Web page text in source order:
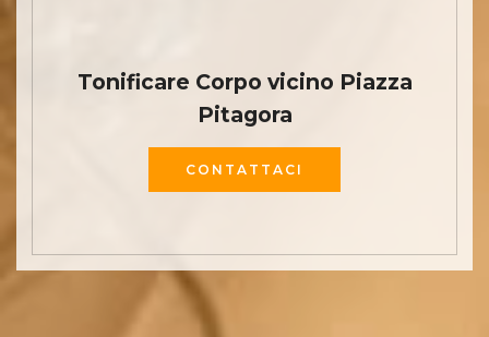
Tonificare Corpo vicino Piazza
Pitagora
CONTATTACI